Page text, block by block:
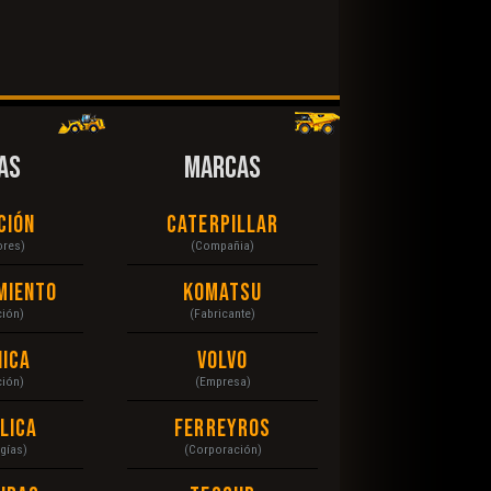
MARCAS
Caterpillar
(Compañia)
Komatsu
(Fabricante)
Volvo
(Empresa)
Ferreyros
(Corporación)